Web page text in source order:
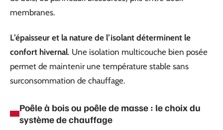
membranes.
L’épaisseur et la nature de l’isolant déterminent le
confort hivernal. Une isolation multicouche bien posée
permet de maintenir une température stable sans
surconsommation de chauffage.
Poêle à bois ou poêle de masse : le choix du
système de chauffage